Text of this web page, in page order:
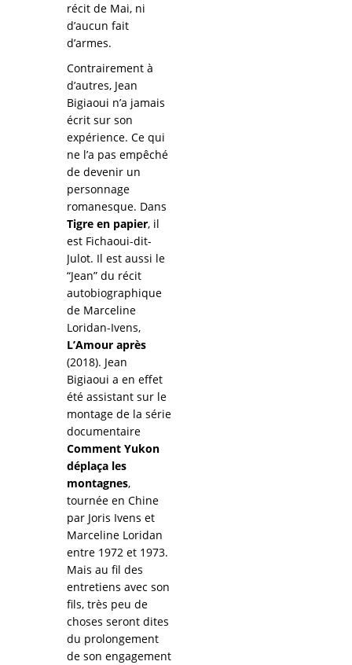
récit de Mai, ni
d’aucun fait
d’armes.
Contrairement à
d’autres, Jean
Bigiaoui n’a jamais
écrit sur son
expérience. Ce qui
ne l’a pas empêché
de devenir un
personnage
romanesque. Dans
Tigre en papier, il
est Fichaoui-dit-
Julot. Il est aussi le
“Jean” du récit
autobiographique
de Marceline
Loridan-Ivens,
L’Amour après
(2018). Jean
Bigiaoui a en effet
été assistant sur le
montage de la série
documentaire
Comment Yukon
déplaça les
montagnes,
tournée en Chine
par Joris Ivens et
Marceline Loridan
entre 1972 et 1973.
Mais au fil des
entretiens avec son
fils, très peu de
choses seront dites
du prolongement
de son engagement